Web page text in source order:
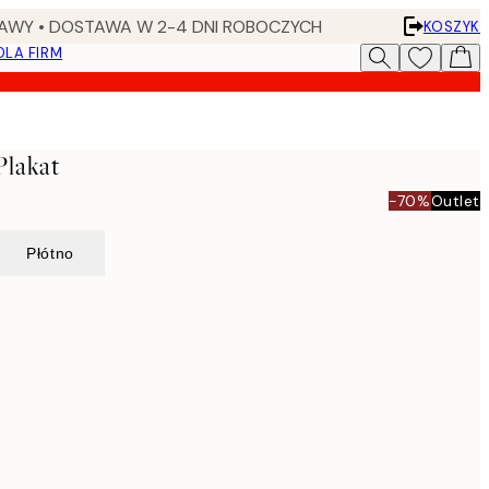
• DOSTAWA W 2-4 DNI ROBOCZYCH
KOSZYK
FIRM
-70%Outlet
Płótno